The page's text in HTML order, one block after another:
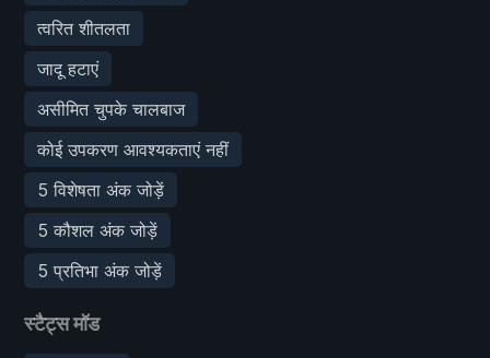
त्वरित शीतलता
जादू हटाएं
असीमित चुपके चालबाज
कोई उपकरण आवश्यकताएं नहीं
5 विशेषता अंक जोड़ें
5 कौशल अंक जोड़ें
5 प्रतिभा अंक जोड़ें
स्टैट्स मॉड